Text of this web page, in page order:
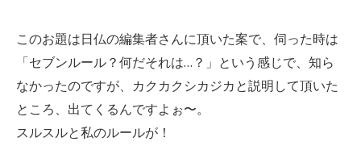
このお題は日仏の編集者さんに頂いた案で、伺った時は
「セブンルール？何だそれは…？」という感じで、知ら
なかったのですが、カクカクシカジカと説明して頂いた
ところ、出てくるんですよぉ〜。
スルスルと私のルールが！